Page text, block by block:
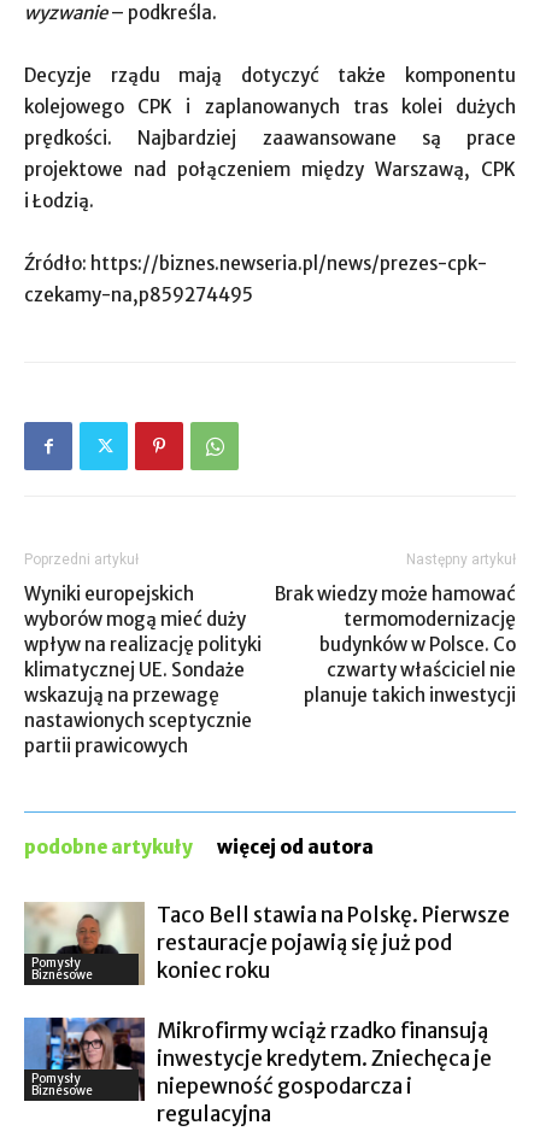
wyzwanie– podkreśla.
Decyzje rządu mają dotyczyć także komponentu
kolejowego CPK i zaplanowanych tras kolei dużych
prędkości. Najbardziej zaawansowane są prace
projektowe nad połączeniem między Warszawą, CPK
i Łodzią.
Źródło: https://biznes.newseria.pl/news/prezes-cpk-
czekamy-na,p859274495
Poprzedni artykuł
Wyniki europejskich
wyborów mogą mieć duży
wpływ na realizację polityki
klimatycznej UE. Sondaże
wskazują na przewagę
nastawionych sceptycznie
partii prawicowych
Następny artykuł
Brak wiedzy może hamować
termomodernizację
budynków w Polsce. Co
czwarty właściciel nie
planuje takich inwestycji
podobne artykuły więcej od autora
Pomysły
Biznesowe
Taco Bell stawia na Polskę. Pierwsze
restauracje pojawią się już pod
koniec roku
Pomysły
Biznesowe
Mikrofirmy wciąż rzadko finansują
inwestycje kredytem. Zniechęca je
niepewność gospodarcza i
regulacyjna